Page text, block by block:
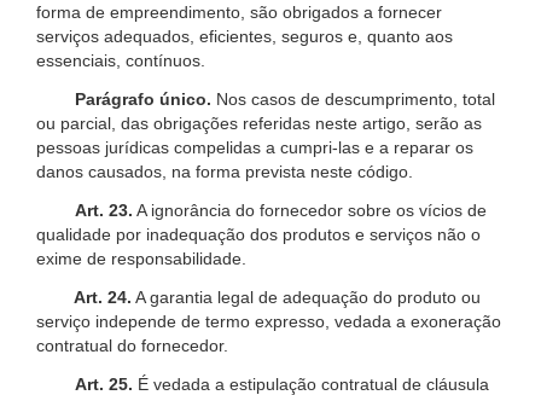
forma de empreendimento, são obrigados a fornecer
serviços adequados, eficientes, seguros e, quanto aos
essenciais, contínuos.
Parágrafo único. Nos casos de descumprimento, total
ou parcial, das obrigações referidas neste artigo, serão as
pessoas jurídicas compelidas a cumpri-las e a reparar os
danos causados, na forma prevista neste código.
Art. 23. A ignorância do fornecedor sobre os vícios de
qualidade por inadequação dos produtos e serviços não o
exime de responsabilidade.
Art. 24. A garantia legal de adequação do produto ou
serviço independe de termo expresso, vedada a exoneração
contratual do fornecedor.
Art. 25. É vedada a estipulação contratual de cláusula